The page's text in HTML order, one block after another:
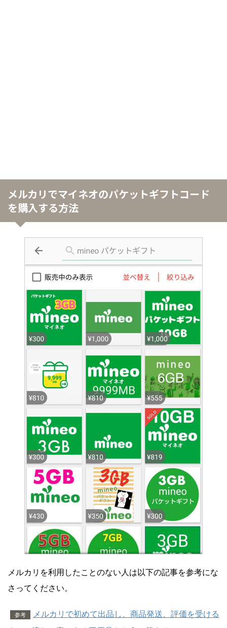
メルカリでマイネオのパケットギフトコード
を購入する方法
メルカリを利用したことのない人は以下の記事を参考にな
さってください。
参考
メルカリで初めて出品し、商品発送、評価を受ける